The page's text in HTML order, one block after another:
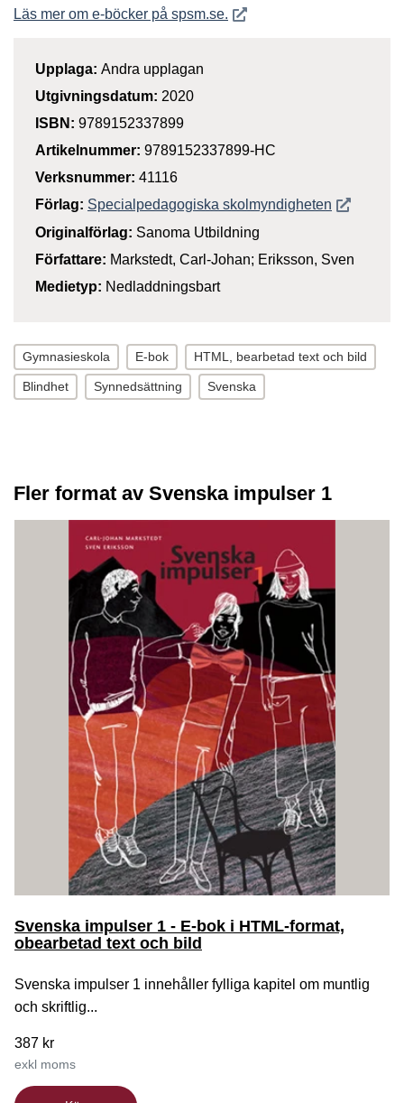
Läs mer om e-böcker på spsm.se. Öppnas i nytt fönster
Upplaga: Andra upplagan
Utgivningsdatum: 2020
ISBN: 9789152337899
Artikelnummer: 9789152337899-HC
Verksnummer: 41116
Förlag: Specialpedagogiska skolmyndigheten Öppnas i
Originalförlag: Sanoma Utbildning
Författare: Markstedt, Carl-Johan; Eriksson, Sven
Medietyp: Nedladdningsbart
Gymnasieskola E-bok HTML, bearbetad text och bild
Blindhet Synnedsättning Svenska
Fler format av Svenska impulser 1
Svenska impulser 1 - E-bok i HTML-format,
obearbetad text och bild
Svenska impulser 1 innehåller fylliga kapitel om muntlig
och skriftlig...
387 kr
exkl moms